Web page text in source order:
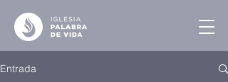
Entrada